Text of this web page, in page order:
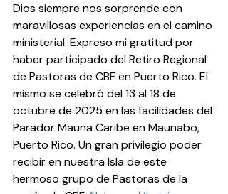
Dios siempre nos sorprende con
maravillosas experiencias en el camino
ministerial. Expreso mi gratitud por
haber participado del Retiro Regional
de Pastoras de CBF en Puerto Rico. El
mismo se celebró del 13 al 18 de
octubre de 2025 en las facilidades del
Parador Mauna Caribe en Maunabo,
Puerto Rico. Un gran privilegio poder
recibir en nuestra Isla de este
hermoso grupo de Pastoras de la